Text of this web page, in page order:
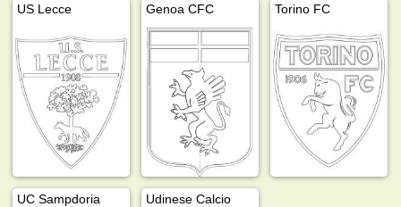
US Lecce Genoa CFC Torino FC
UC Sampdoria Udinese Calcio